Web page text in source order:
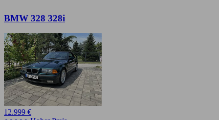
BMW 328 328i
12.999 €